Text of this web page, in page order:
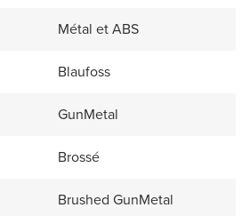
Métal et ABS
Blaufoss
GunMetal
Brossé
Brushed GunMetal